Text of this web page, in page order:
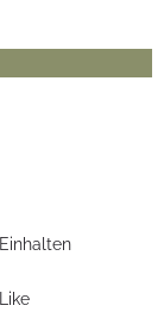
Einhalten
Like